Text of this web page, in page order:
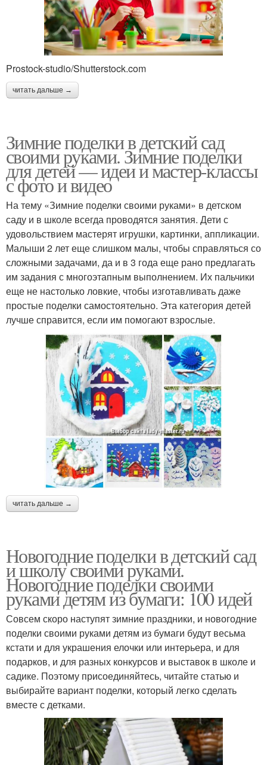
Prostock-studio/Shutterstock.com
читать дальше →
Зимние поделки в детский сад
своими руками. Зимние поделки
для детей — идеи и мастер-классы
с фото и видео
На тему «Зимние поделки своими руками» в детском
саду и в школе всегда проводятся занятия. Дети с
удовольствием мастерят игрушки, картинки, аппликации.
Малыши 2 лет еще слишком малы, чтобы справляться со
сложными задачами, да и в 3 года еще рано предлагать
им задания с многоэтапным выполнением. Их пальчики
еще не настолько ловкие, чтобы изготавливать даже
простые поделки самостоятельно. Эта категория детей
лучше справится, если им помогают взрослые.
читать дальше →
Новогодние поделки в детский сад
и школу своими руками.
Новогодние поделки своими
руками детям из бумаги: 100 идей
Совсем скоро наступят зимние праздники, и новогодние
поделки своими руками детям из бумаги будут весьма
кстати и для украшения елочки или интерьера, и для
подарков, и для разных конкурсов и выставок в школе и
садике. Поэтому присоединяйтесь, читайте статью и
выбирайте вариант поделки, который легко сделать
вместе с детками.